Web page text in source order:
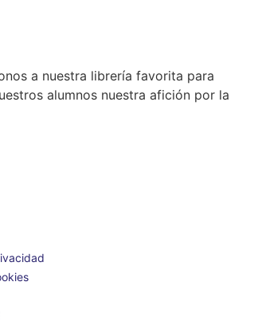
a nuestra librería favorita para
alumnos nuestra afición por la